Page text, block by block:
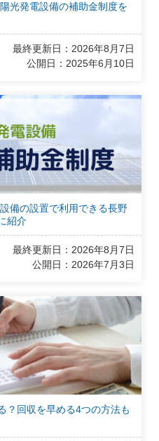
光発電設備の補助金制度を
最終更新日：2026年8月7日
公開日：2025年6月10日
備の設置で利用できる長野
紹介
最終更新日：2026年8月7日
公開日：2026年7月3日
？回収を早める4つの方法も